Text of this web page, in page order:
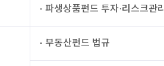
- 파생상품펀드 투자·리스크관리
- 부동산펀드 법규